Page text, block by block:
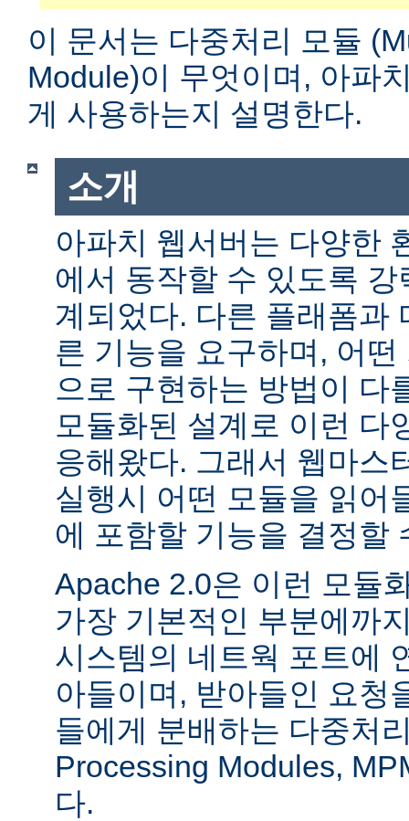
이 문서는 다중처리 모듈
Module)이 무엇이며, 아파
게 사용하는지 설명한다.
소개
아파치 웹서버는 다양한
에서 동작할 수 있도록
계되었다. 다른 플래폼과
른 기능을 요구하며, 어
으로 구현하는 방법이 다
모듈화된 설계로 이런 다
응해왔다. 그래서 웹마스
실행시 어떤 모듈을 읽어
에 포함할 기능을 결정할
Apache 2.0은 이런 모듈
가장 기본적인 부분에까
시스템의 네트웍 포트에
아들이며, 받아들인 요청
들에게 분배하는 다중처
Processing Modules,
다.